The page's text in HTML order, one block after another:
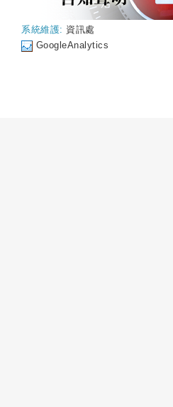
系統維護: 資訊處
GoogleAnalytics